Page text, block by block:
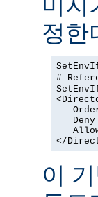
정한
#
Deny
</
이